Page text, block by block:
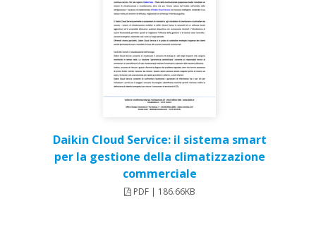
Daikin Cloud Service: il sistema smart
per la gestione della climatizzazione
commerciale
PDF | 186.66KB